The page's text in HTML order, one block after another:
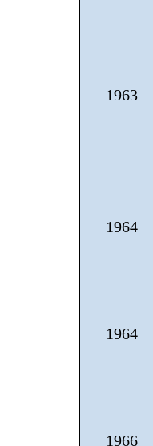
1963
1964
1964
1966